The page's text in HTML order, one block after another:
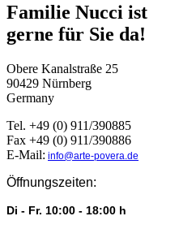
Familie Nucci ist
gerne für Sie da!
Obere Kanalstraße 25
90429 Nürnberg
Germany
Tel. +49 (0) 911/390885
Fax +49 (0) 911/390886
E-Mail: info@arte-povera.de
Öffnungszeiten:
Di - Fr. 10:00 - 18:00 h